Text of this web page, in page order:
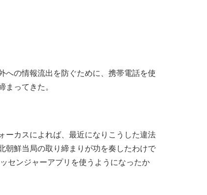
への情報流出を防ぐために、携帯電話を使
まってきた。
ーカスによれば、最近になりこうした違法
朝鮮当局の取り締まりが功を奏したわけで
センジャーアプリを使うようになったか